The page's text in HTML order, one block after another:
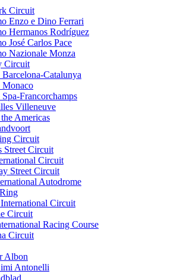
Circuit
Enzo e Dino Ferrari
Hermanos Rodríguez
José Carlos Pace
Nazionale Monza
Circuit
Catalunya
Monaco
Francorchamps
Villeneuve
Americas
Circuit
Street Circuit
Circuit
Street Circuit
Autodrome
Circuit
Circuit
Racing Course
Circuit
Albon
Antonelli